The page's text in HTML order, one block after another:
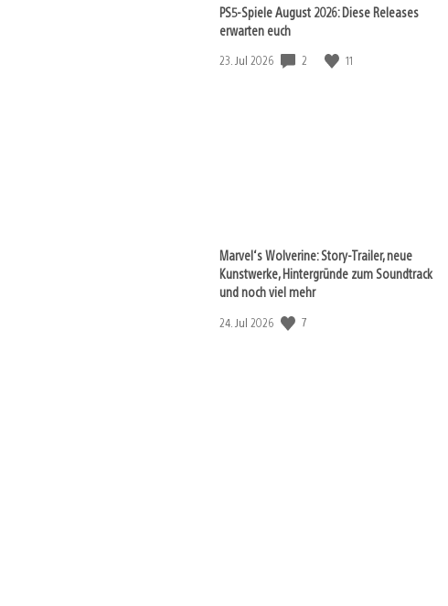
PS5-Spiele August 2026: Diese Releases
erwarten euch
Veröffentlichungsdatum:
23. Jul 2026 2 11
Marvel‘s Wolverine: Story-Trailer, neue
Kunstwerke, Hintergründe zum Soundtrack
und noch viel mehr
Veröffentlichungsdatum:
24. Jul 2026 7